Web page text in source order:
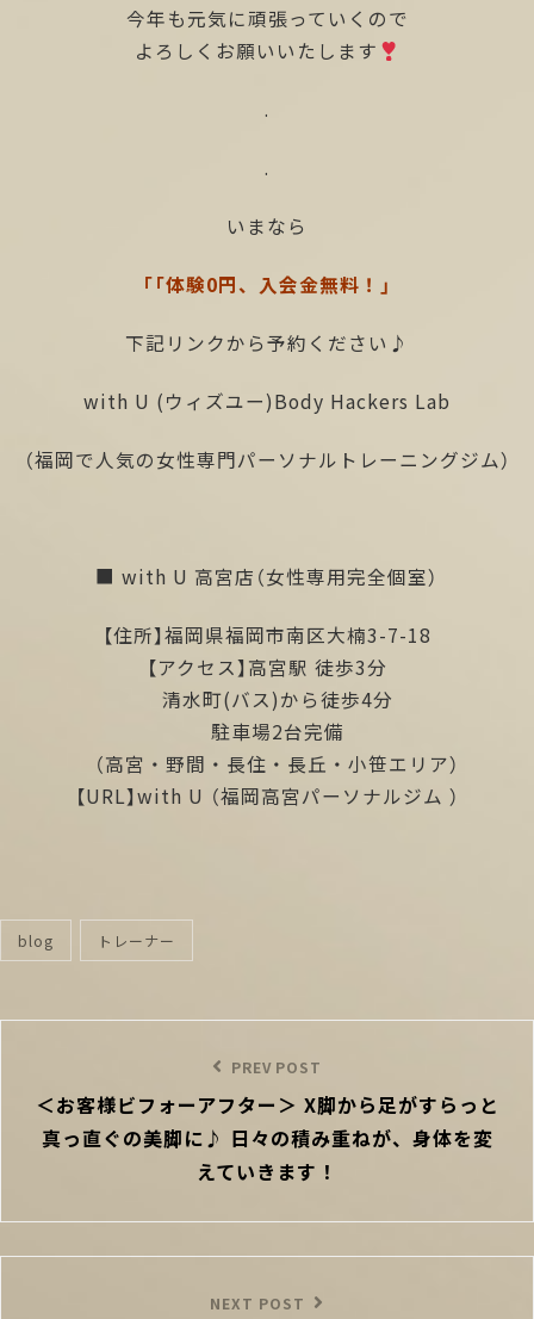
今年も元気に頑張っていくので
よろしくお願いいたします
.
.
いまなら
「「体験0円、入会金無料！」
下記リンクから予約ください♪
with U (ウィズユー)Body Hackers Lab
（福岡で人気の女性専門パーソナルトレーニングジム）
■ with U 高宮店（女性専用完全個室）
【住所】福岡県福岡市南区大楠3-7-18
【アクセス】高宮駅 徒歩3分
清水町(バス)から徒歩4分
駐車場2台完備
（高宮・野間・長住・長丘・小笹エリア）
【URL】with U （福岡高宮パーソナルジム ）
categories
blog トレーナー
ョ
Post
PREV POST
＜お客様ビフォーアフター＞ X脚から足がすらっと
真っ直ぐの美脚に♪ 日々の積み重ねが、身体を変
えていきます！
NEXT POST